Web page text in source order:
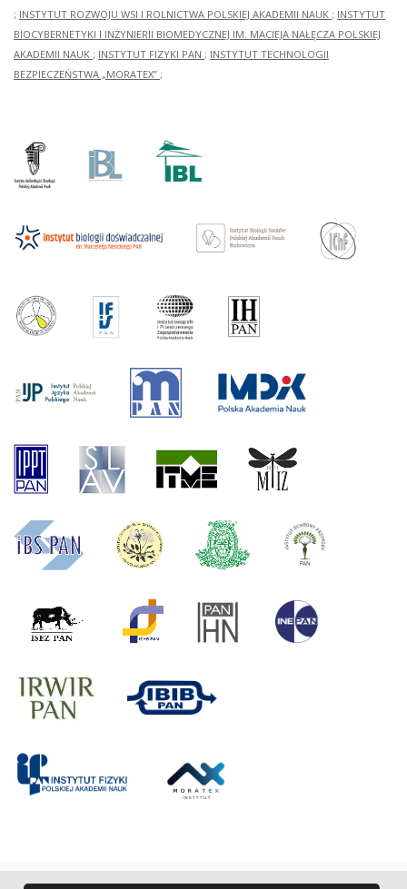
; INSTYTUT ROZWOJU WSI I ROLNICTWA POLSKIEJ AKADEMII NAUK ; INSTYTUT
BIOCYBERNETYKI I INŻYNIERII BIOMEDYCZNEJ IM. MACIEJA NAŁĘCZA POLSKIEJ
AKADEMII NAUK ; INSTYTUT FIZYKI PAN ; INSTYTUT TECHNOLOGII
BEZPIECZEŃSTWA „MORATEX” ;